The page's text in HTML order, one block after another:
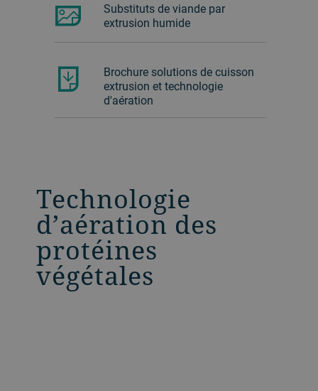
Substituts de viande par
extrusion humide
Brochure solutions de cuisson
extrusion et technologie
d'aération
Technologie
d’aération des
protéines
végétales